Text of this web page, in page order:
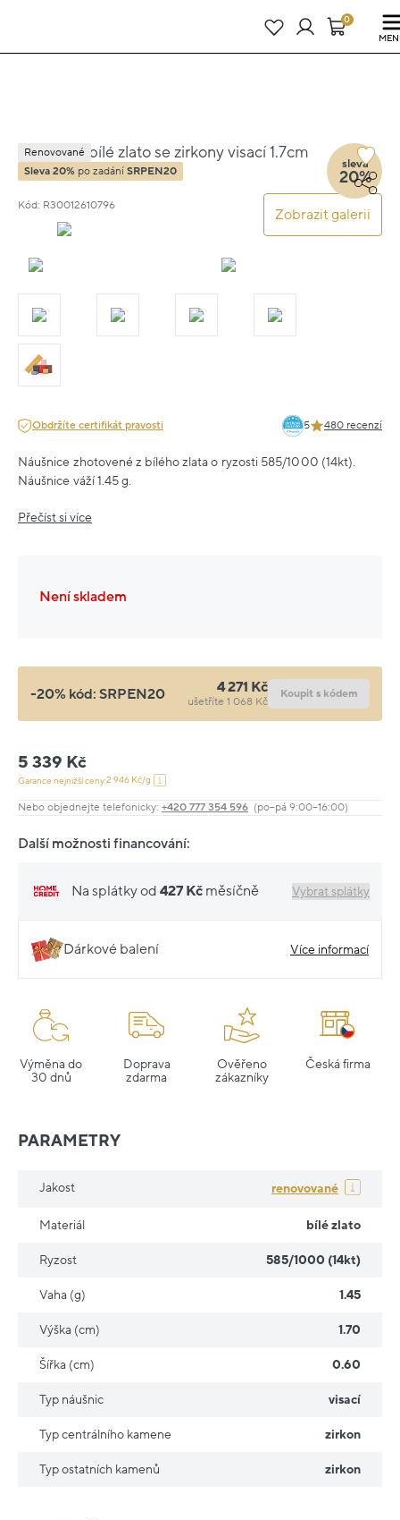
25 dní : 7h : 04m : 03s0
Náušnice bílé zlato se zirkony visací 1.7cm
1.45g
Kód: R30012610796
Zobrazit galerii
Renovované
Sleva 20% po zadání SRPEN20
sleva
20%
Obdržíte certifikát pravosti 5 480 recenzí
Náušnice zhotovené z bílého zlata o ryzosti 585/1000 (14kt).
Náušnice váží 1.45 g.
Přečíst si více
Není skladem
-20% kód: SRPEN20 4 271 Kč
ušetříte 1 068 Kč
Koupit s kódem
5 339 Kč
Garance nejnižší ceny:2 946 Kč/g
Nebo objednejte telefonicky: +420 777 354 596 (po–pá 9:00–16:00)
Další možnosti financování:
Na splátky od 427 Kč měsíčně Vybrat splátky
Dárkové balení Více informací
Výměna do
30 dnů
Doprava
zdarma
Ověřeno
zákazníky
Česká firma
PARAMETRY
Jakost renovované
Materiál bílé zlato
Ryzost 585/1000 (14kt)
Vaha (g) 1.45
Výška (cm) 1.70
Šířka (cm) 0.60
Typ náušnic visací
Typ centrálního kamene zirkon
Typ ostatních kamenů zirkon